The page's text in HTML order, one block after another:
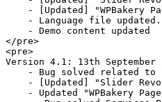
- [Updated] "WPBakery
    - Language file updated.
    - Demo content updated
</pre>
<pre>
Version 4.1: 13th September
- Bug solved related to
- [Updated] "Slider
- Updated "WPBakery